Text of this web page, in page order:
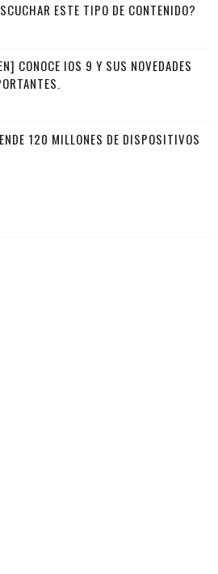
ESTE TIPO DE CONTENIDO?
CONOCE IOS 9 Y SUS NOVEDADES
120 MILLONES DE DISPOSITIVOS